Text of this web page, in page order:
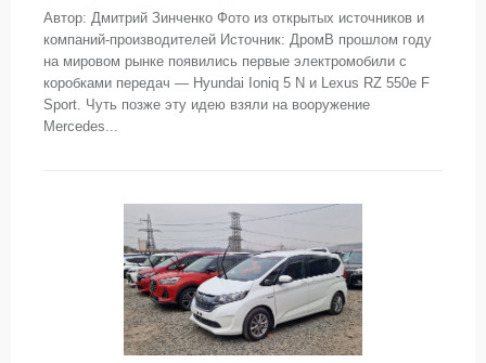
Автор: Дмитрий Зинченко Фото из открытых источников и
компаний-производителей Источник: ДромВ прошлом году
на мировом рынке появились первые электромобили с
коробками передач — Hyundai Ioniq 5 N и Lexus RZ 550e F
Sport. Чуть позже эту идею взяли на вооружение
Mercedes...